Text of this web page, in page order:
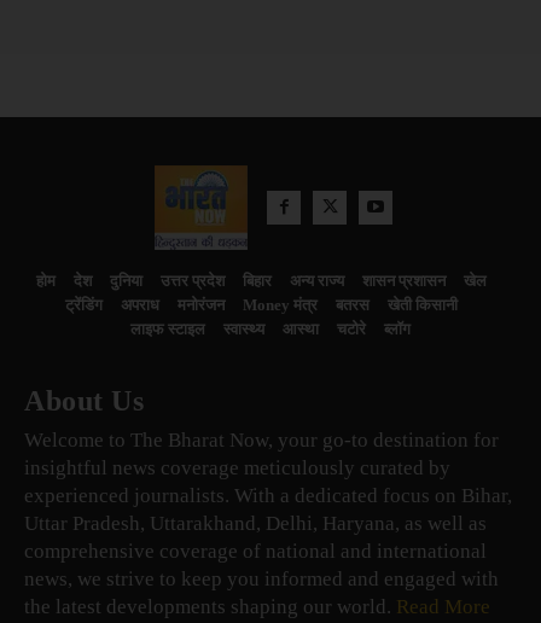
होम देश दुनिया उत्तर प्रदेश बिहार अन्य राज्य शासन प्रशासन
खेल
ट्रेंडिंग
अपराध मनोरंजन Money मंत्र बतरस
खेती किसानी
लाइफ स्टाइल
स्वास्थ्य आस्था चटोरे ब्लॉग
About Us
Welcome to The Bharat Now, your go-to destination for
insightful news coverage meticulously curated by
experienced journalists. With a dedicated focus on Bihar,
Uttar Pradesh, Uttarakhand, Delhi, Haryana, as well as
comprehensive coverage of national and international
news, we strive to keep you informed and engaged with
the latest developments shaping our world. Read More